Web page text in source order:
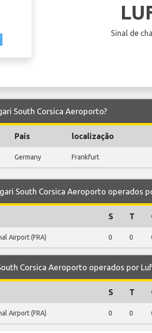
Sinal de
South Corsica Aeroporto?
País localização
Germany Frankfurt
South Corsica Aeroporto operados
S T
Airport (FRA) 0 0
Corsica Aeroporto operados por
S T
Airport (FRA) 0 0